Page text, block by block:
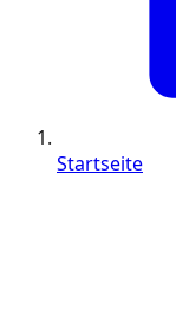
Startseite